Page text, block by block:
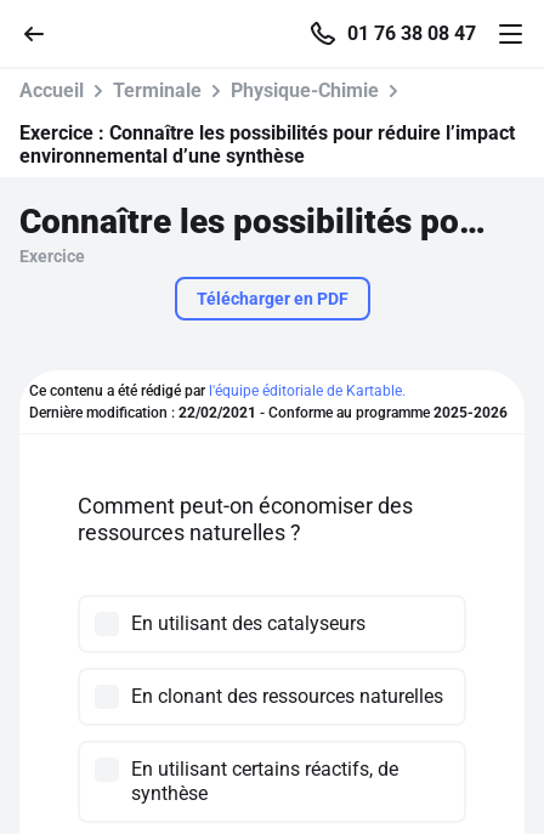
01 76 38 08 47
Parcourir
Se connecter
Pour profiter de 10 contenus offerts.
Accueil Terminale
Physique-Chimie
Exercice : Connaître les possibilités pour réduire l’impact
environnemental d’une synthèse
Connaître les possibilités pour réduire l’impact environnemental d’une synthèse
Exercice
Télécharger en PDF
Ce contenu a été rédigé par l'équipe éditoriale de Kartable.
Dernière modification : 22/02/2021 - Conforme au programme 2025-2026
Comment peut-on économiser des
ressources naturelles ?
En utilisant des catalyseurs
En clonant des ressources naturelles
En utilisant certains réactifs, de
synthèse